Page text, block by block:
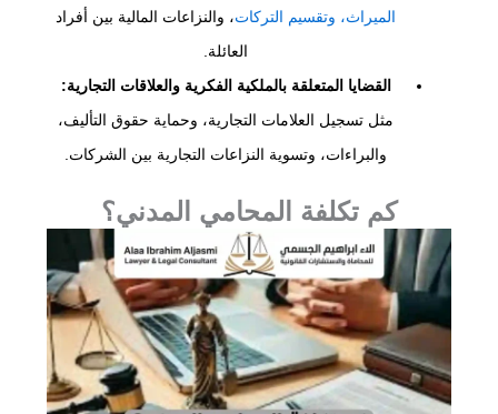
الميراث، وتقسيم التركات، والنزاعات المالية بين أفراد
العائلة.
القضايا المتعلقة بالملكية الفكرية والعلاقات التجارية:
مثل تسجيل العلامات التجارية، وحماية حقوق التأليف،
والبراءات، وتسوية النزاعات التجارية بين الشركات.
كم تكلفة المحامي المدني؟